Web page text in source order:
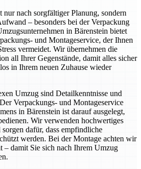
nach sorgfältiger Planung, sondern
– besonders bei der Verpackung
in Bärenstein bietet
und Montageservice, der Ihnen
vermeidet. Wir übernehmen die
all Ihrer Gegenstände, damit alles sicher
in Ihrem neuen Zuhause wieder
Umzug sind Detailkenntnisse und
Verpackungs- und Montageservice
in Bärenstein ist darauf ausgelegt,
Wir verwenden hochwertiges
dafür, dass empfindliche
werden. Bei der Montage achten wir
– damit Sie sich nach Ihrem Umzug